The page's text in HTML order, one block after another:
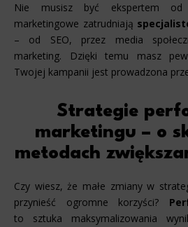
Nie musisz być ekspertem od
marketingowe zatrudniają
– od SEO, przez media
marketing. Dzięki temu masz
Twojej kampanii jest prowadzona
Strategie
marketingu – o
metodach
Czy wiesz, że małe zmiany w
przynieść ogromne korzyści?
to sztuka maksymalizowania